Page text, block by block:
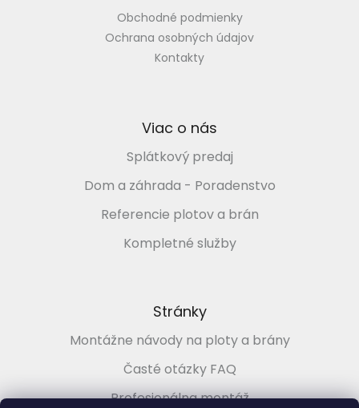
v
ý
p
i
Obchodné podmienky
Ochrana osobných údajov
Kontakty
Viac o nás
Splátkový predaj
Dom a záhrada - Poradenstvo
Referencie plotov a brán
Kompletné služby
Stránky
Montážne návody na ploty a brány
Časté otázky FAQ
Profesionálna montáž